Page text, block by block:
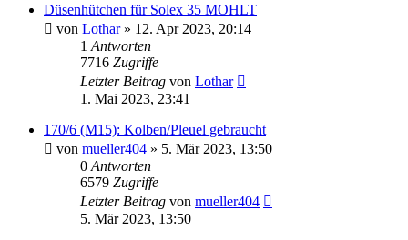
Düsenhütchen für Solex 35 MOHLT
von Lothar» 12. Apr 2023, 20:14
1 Antworten
7716 Zugriffe
Letzter Beitrag von Lothar
1. Mai 2023, 23:41
170/6 (M15): Kolben/Pleuel gebraucht
von mueller404 » 5. Mär 2023, 13:50
0 Antworten
6579 Zugriffe
Letzter Beitrag von mueller404
5. Mär 2023, 13:50